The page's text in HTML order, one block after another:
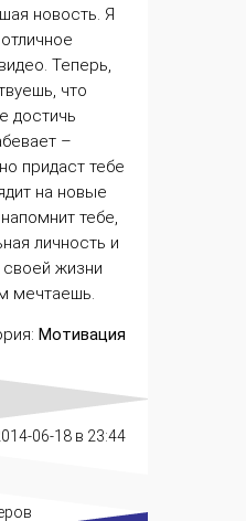
новость. Я
Теперь,
что
достичь
–
придаст тебе
на новые
тебе,
личность и
жизни
мечтаешь.
Мотивация
06-18 в 23:44